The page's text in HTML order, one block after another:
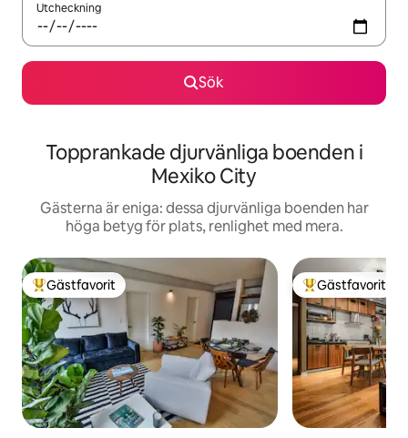
Utcheckning
Sök
Topprankade djurvänliga boenden i
Mexiko City
Gästerna är eniga: dessa djurvänliga boenden har
höga betyg för plats, renlighet med mera.
Populär gästfavorit
Gästfavorit Populär
Gästfavorit